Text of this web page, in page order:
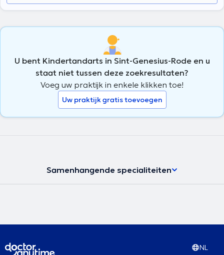
U bent Kindertandarts in Sint-Genesius-Rode en u
staat niet tussen deze zoekresultaten?
Voeg uw praktijk in enkele klikken toe!
Uw praktijk gratis toevoegen
Samenhangende specialiteiten
NL